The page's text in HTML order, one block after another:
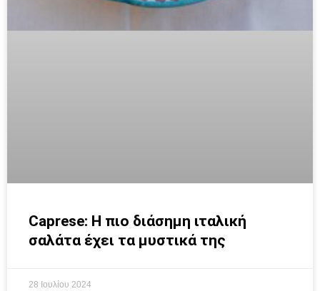
Caprese: Η πιο διάσημη ιταλική
σαλάτα έχει τα μυστικά της
28 Ιουλίου 2024